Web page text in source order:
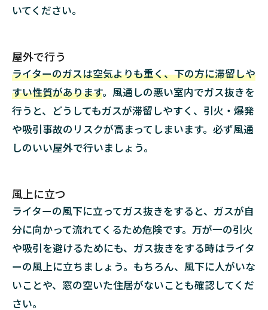
（デ
ザブ
ルラ
イタ
ー）
3.2
注入
式ガ
スラ
3.3
ライ
用ガ
スボ
4
注
いてください。
屋外で行う
ライターのガスは空気よりも重く、下の方に滞留しや
すい性質があります。風通しの悪い室内でガス抜きを
行うと、どうしてもガスが滞留しやすく、引火・爆発
や吸引事故のリスクが高まってしまいます。必ず風通
しのいい屋外で行いましょう。
風上に立つ
ライターの風下に立ってガス抜きをすると、ガスが自
分に向かって流れてくるため危険です。万が一の引火
や吸引を避けるためにも、ガス抜きをする時はライタ
ーの風上に立ちましょう。もちろん、風下に人がいな
いことや、窓の空いた住居がないことも確認してくだ
さい。